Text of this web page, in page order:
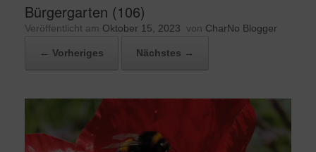
Bürgergarten (106)
Veröffentlicht am Oktober 15, 2023 von CharNo Blogger
← Vorheriges Nächstes →